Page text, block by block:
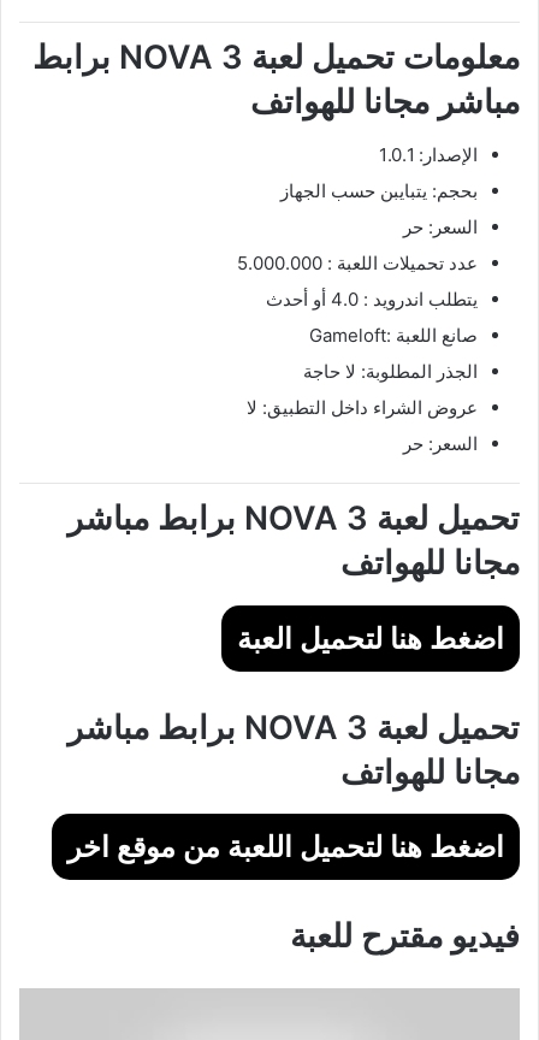
معلومات تحميل لعبة NOVA 3 برابط
مباشر مجانا للهواتف
الإصدار: 1.0.1
بحجم: يتبايبن حسب الجهاز
السعر: حر
عدد تحميلات اللعبة : 5.000.000
يتطلب اندرويد : 4.0 أو أحدث
صانع اللعبة :Gameloft
الجذر المطلوبة: لا حاجة
عروض الشراء داخل التطبيق: لا
السعر: حر
تحميل لعبة NOVA 3 برابط مباشر
مجانا للهواتف
اضغط هنا لتحميل العبة
تحميل لعبة NOVA 3 برابط مباشر
مجانا للهواتف
اضغط هنا لتحميل اللعبة من موقع اخر
فيديو مقترح للعبة